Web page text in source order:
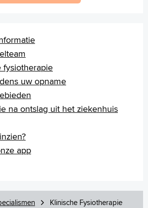
fysiotherapie
uw opname
na ontslag uit het ziekenhuis
app
Klinische Fysiotherapie